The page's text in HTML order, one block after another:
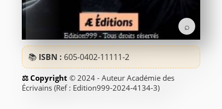
⌕
📚 ISBN : 605-0402-11111-2
© 2024 - Auteur Académie des
Écrivains (Ref : Edition999-2024-4134-3)